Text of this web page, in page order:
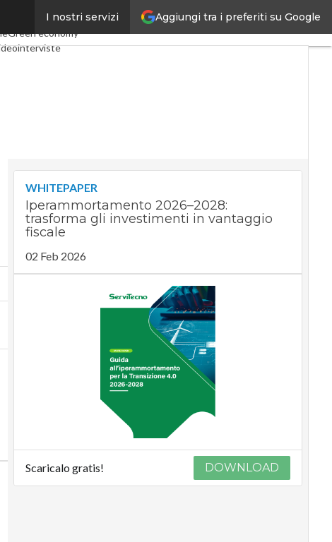
Aggiungi tra i preferiti su Google
I nostri servizi
Telco Industria 4.0
Green economy
WHITEPAPER
Iperammortamento 2026–2028:
trasforma gli investimenti in vantaggio
fiscale
02 Feb 2026
Scaricalo gratis! DOWNLOAD